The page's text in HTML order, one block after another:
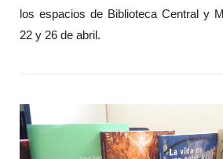
los espacios de Biblioteca Central y
22 y 26 de abril.